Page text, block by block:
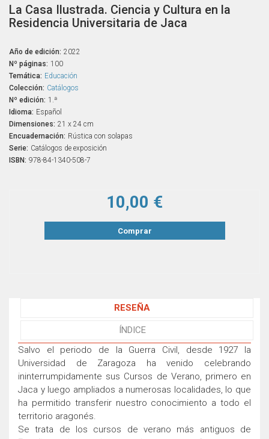
La Casa Ilustrada. Ciencia y Cultura en la
Residencia Universitaria de Jaca
Año de edición: 2022
Nº páginas: 100
Temática: Educación
Colección: Catálogos
Nº edición: 1.ª
Idioma: Español
Dimensiones: 21 x 24 cm
Encuadernación: Rústica con solapas
Serie: Catálogos de exposición
ISBN: 978-84-1340-508-7
10,00 €
Comprar
RESEÑA
ÍNDICE
Salvo el periodo de la Guerra Civil, desde 1927 la
Universidad de Zaragoza ha venido celebrando
ininterrumpidamente sus Cursos de Verano, primero en
Jaca y luego ampliados a numerosas localidades, lo que
ha permitido transferir nuestro conocimiento a todo el
territorio aragonés.
Se trata de los cursos de verano más antiguos de